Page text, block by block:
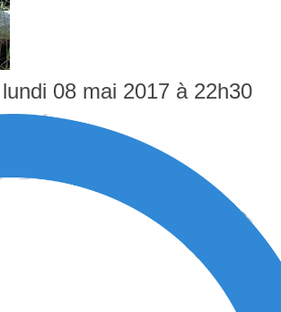
08 mai 2017 à 22h30